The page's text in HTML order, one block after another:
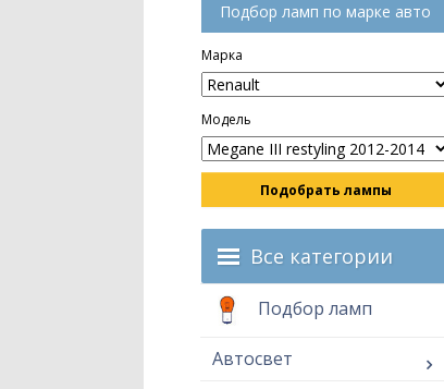
Подбор ламп по марке авто
Марка
Модель
Подобрать лампы
Все категории
Подбор ламп
Автосвет